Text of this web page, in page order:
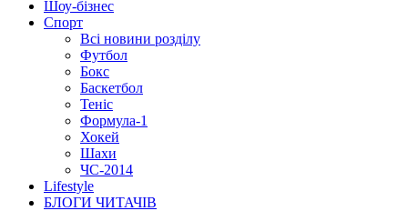
Шоу-бізнес
Спорт
Всі новини розділу
Футбол
Бокс
Баскетбол
Теніс
Формула-1
Хокей
Шахи
ЧС-2014
Lifestyle
БЛОГИ ЧИТАЧІВ